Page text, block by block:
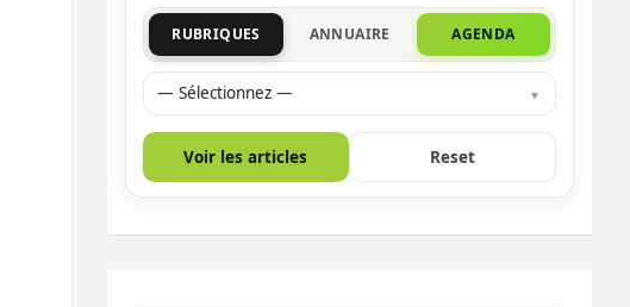
RUBRIQUES ANNUAIRE AGENDA
— Sélectionnez —
Voir les articles Reset